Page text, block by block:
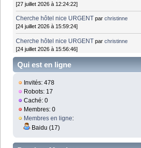
[27 juillet 2026 à 12:24:22]
Cherche hôtel nice URGENT parchristinne
[24 juillet 2026 à 15:59:24]
Cherche hôtel nice URGENT parchristinne
[24 juillet 2026 à 15:56:46]
Qui est en ligne
Invités: 478
Robots: 17
Caché: 0
Membres: 0
Membres en ligne:
Baidu (17)